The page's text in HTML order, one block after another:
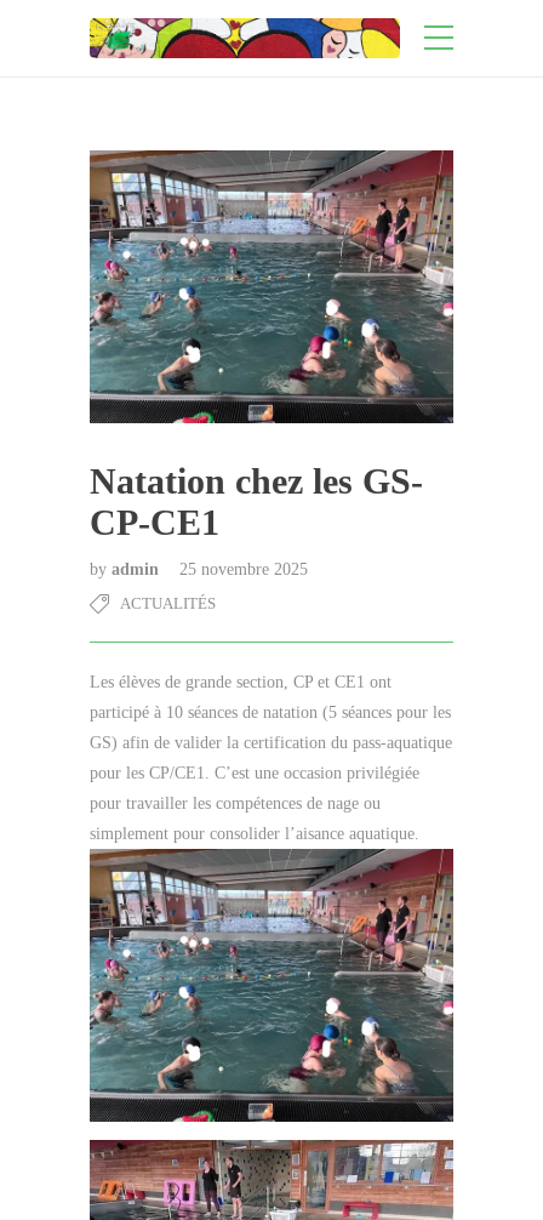
Natation chez les GS-
CP-CE1
by admin
25 novembre 2025
ACTUALITÉS
Les élèves de grande section, CP et CE1 ont
participé à 10 séances de natation (5 séances pour les
GS) afin de valider la certification du pass-aquatique
pour les CP/CE1. C’est une occasion privilégiée
pour travailler les compétences de nage ou
simplement pour consolider l’aisance aquatique.